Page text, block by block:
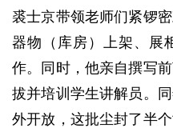
裘士京带领老师们紧锣
器物（库房）上架、展
作。同时，他亲自撰写
拔并培训学生讲解员。
外开放，这批尘封了半